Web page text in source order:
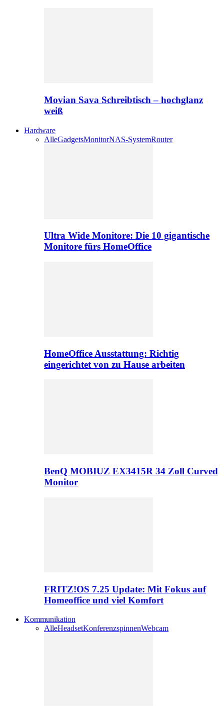
Movian Sava Schreibtisch – hochglanz
weiß
Hardware
AlleGadgetsMonitorNAS-SystemRouter
Ultra Wide Monitore: Die 10 gigantische
Monitore fürs HomeOffice
HomeOffice Ausstattung: Richtig
eingerichtet von zu Hause arbeiten
BenQ MOBIUZ EX3415R 34 Zoll Curved
Monitor
FRITZ!OS 7.25 Update: Mit Fokus auf
Homeoffice und viel Komfort
Kommunikation
AlleHeadsetKonferenzspinnenWebcam